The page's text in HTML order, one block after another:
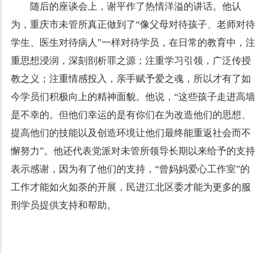
随后的座谈会上，谢平作了热情洋溢的讲话。他认
为，重庆市未管所真正做到了“像父母对待孩子、老师对待
学生、医生对待病人”一样对待学员，在日常的教育中，注
重思想浸润，深刻剖析罪之源；注重学习引领，广泛传授
教之义；注重情感投入，亲手赋予爱之魂，所以才有了如
今学员们积极向上的精神面貌。他说，“这些孩子走进高墙
是不幸的。但他们幸运的是有你们在为改造他们的思想、
提高他们的技能以及创造环境让他们最终能重返社会而不
懈努力”。他还代表党派对未管所领导长期以来给予的支持
表示感谢，因为有了他们的支持，“曾妈妈爱心工作室”的
工作才能如火如荼的开展，民进江北区委才能为更多的服
刑学员提供支持和帮助。